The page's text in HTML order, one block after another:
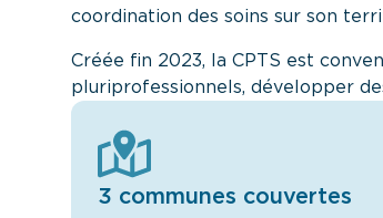
coordination des soins sur son
Créée fin 2023, la CPTS est
pluriprofessionnels, développer
3 communes couvertes